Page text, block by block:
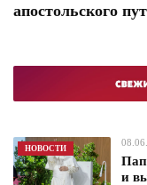
апостольского
НОВОСТИ
и